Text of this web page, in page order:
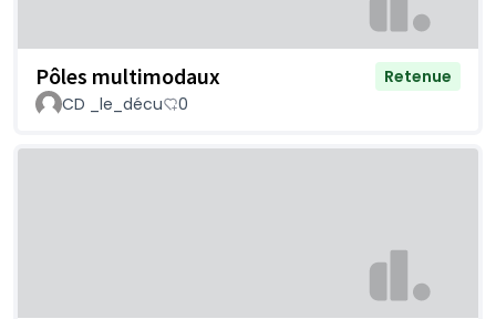
Pôles multimodaux
Retenue
CD _le_décu
0